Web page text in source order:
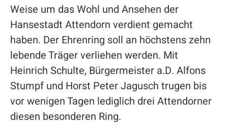
Weise um das Wohl und Ansehen der
Hansestadt Attendorn verdient gemacht
haben. Der Ehrenring soll an höchstens zehn
lebende Träger verliehen werden. Mit
Heinrich Schulte, Bürgermeister a.D. Alfons
Stumpf und Horst Peter Jagusch trugen bis
vor wenigen Tagen lediglich drei Attendorner
diesen besonderen Ring.